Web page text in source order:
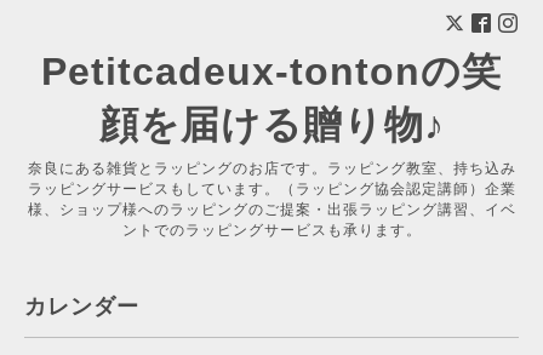
Petitcadeux-tontonの笑
顔を届ける贈り物♪
奈良にある雑貨とラッピングのお店です。ラッピング教室、持ち込み
ラッピングサービスもしています。（ラッピング協会認定講師）企業
様、ショップ様へのラッピングのご提案・出張ラッピング講習、イベ
ントでのラッピングサービスも承ります。
カレンダー